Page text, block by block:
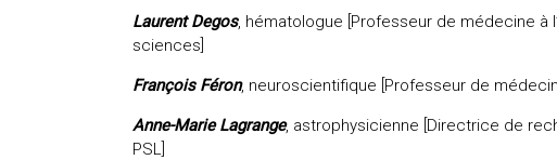
Laurent Degos, hématologue [Professeur de médecine à
sciences]
François Féron, neuroscientifique [Professeur de
Anne-Marie Lagrange, astrophysicienne [Directrice de
PSL]